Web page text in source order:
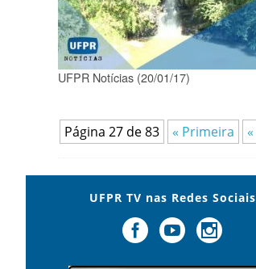
UFPR Notícias (20/01/17)
Página 27 de 83 « Primeira «
UFPR TV nas Redes Sociais